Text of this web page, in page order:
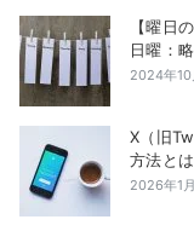
【曜日
日曜：
2024年10
X（旧
方法とは
2026年1